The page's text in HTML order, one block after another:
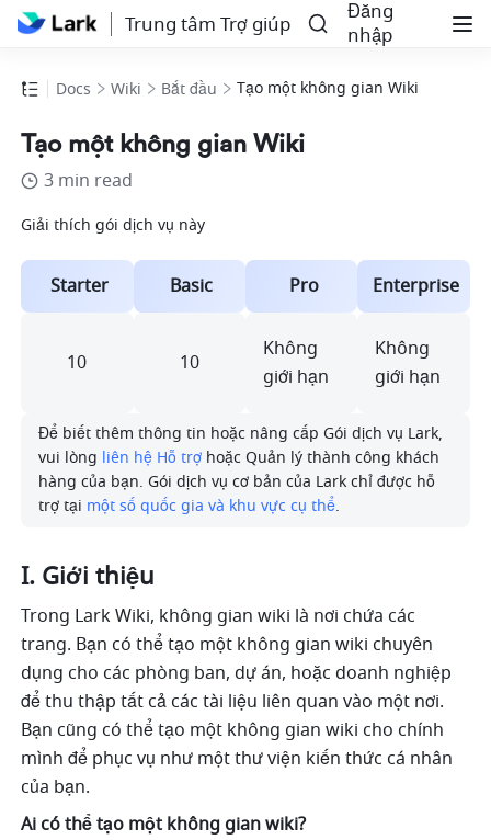
Trung tâm Trợ giúp
Đăng
nhập
Docs Wiki Bắt đầu Tạo một không gian Wiki
Tạo một không gian Wiki
3 min read
Giải thích gói dịch vụ này
Starter Basic Pro Enterprise
10 10
Không
giới hạn
Không
giới hạn
Để biết thêm thông tin hoặc nâng cấp Gói dịch vụ Lark,
vui lòng liên hệ Hỗ trợ hoặc Quản lý thành công khách
hàng của bạn. Gói dịch vụ cơ bản của Lark chỉ được hỗ
trợ tại một số quốc gia và khu vực cụ thể.
I. Giới thiệu
Trong Lark Wiki, không gian wiki là nơi chứa các
trang. Bạn có thể tạo một không gian wiki chuyên
dụng cho các phòng ban, dự án, hoặc doanh nghiệp
để thu thập tất cả các tài liệu liên quan vào một nơi.
Bạn cũng có thể tạo một không gian wiki cho chính
mình để phục vụ như một thư viện kiến thức cá nhân
của bạn.
Ai có thể tạo một không gian wiki?